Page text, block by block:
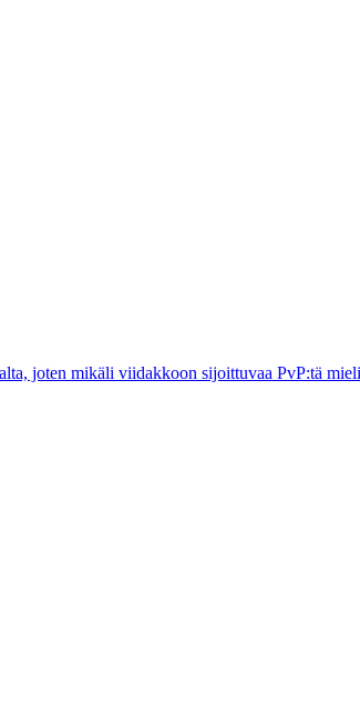
joten mikäli viidakkoon sijoittuvaa PvP:tä